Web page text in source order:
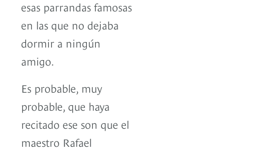
esas parrandas famosas
en las que no dejaba
dormir a ningún
amigo.
Es probable, muy
probable, que haya
recitado ese son que el
maestro Rafael